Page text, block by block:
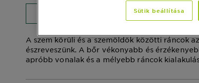
CIKK
A szem körüli és a szemöldök közötti ráncok
észreveszünk. A bőr vékonyabb és
apróbb vonalak és a mélyebb ráncok
Sütik beállítása